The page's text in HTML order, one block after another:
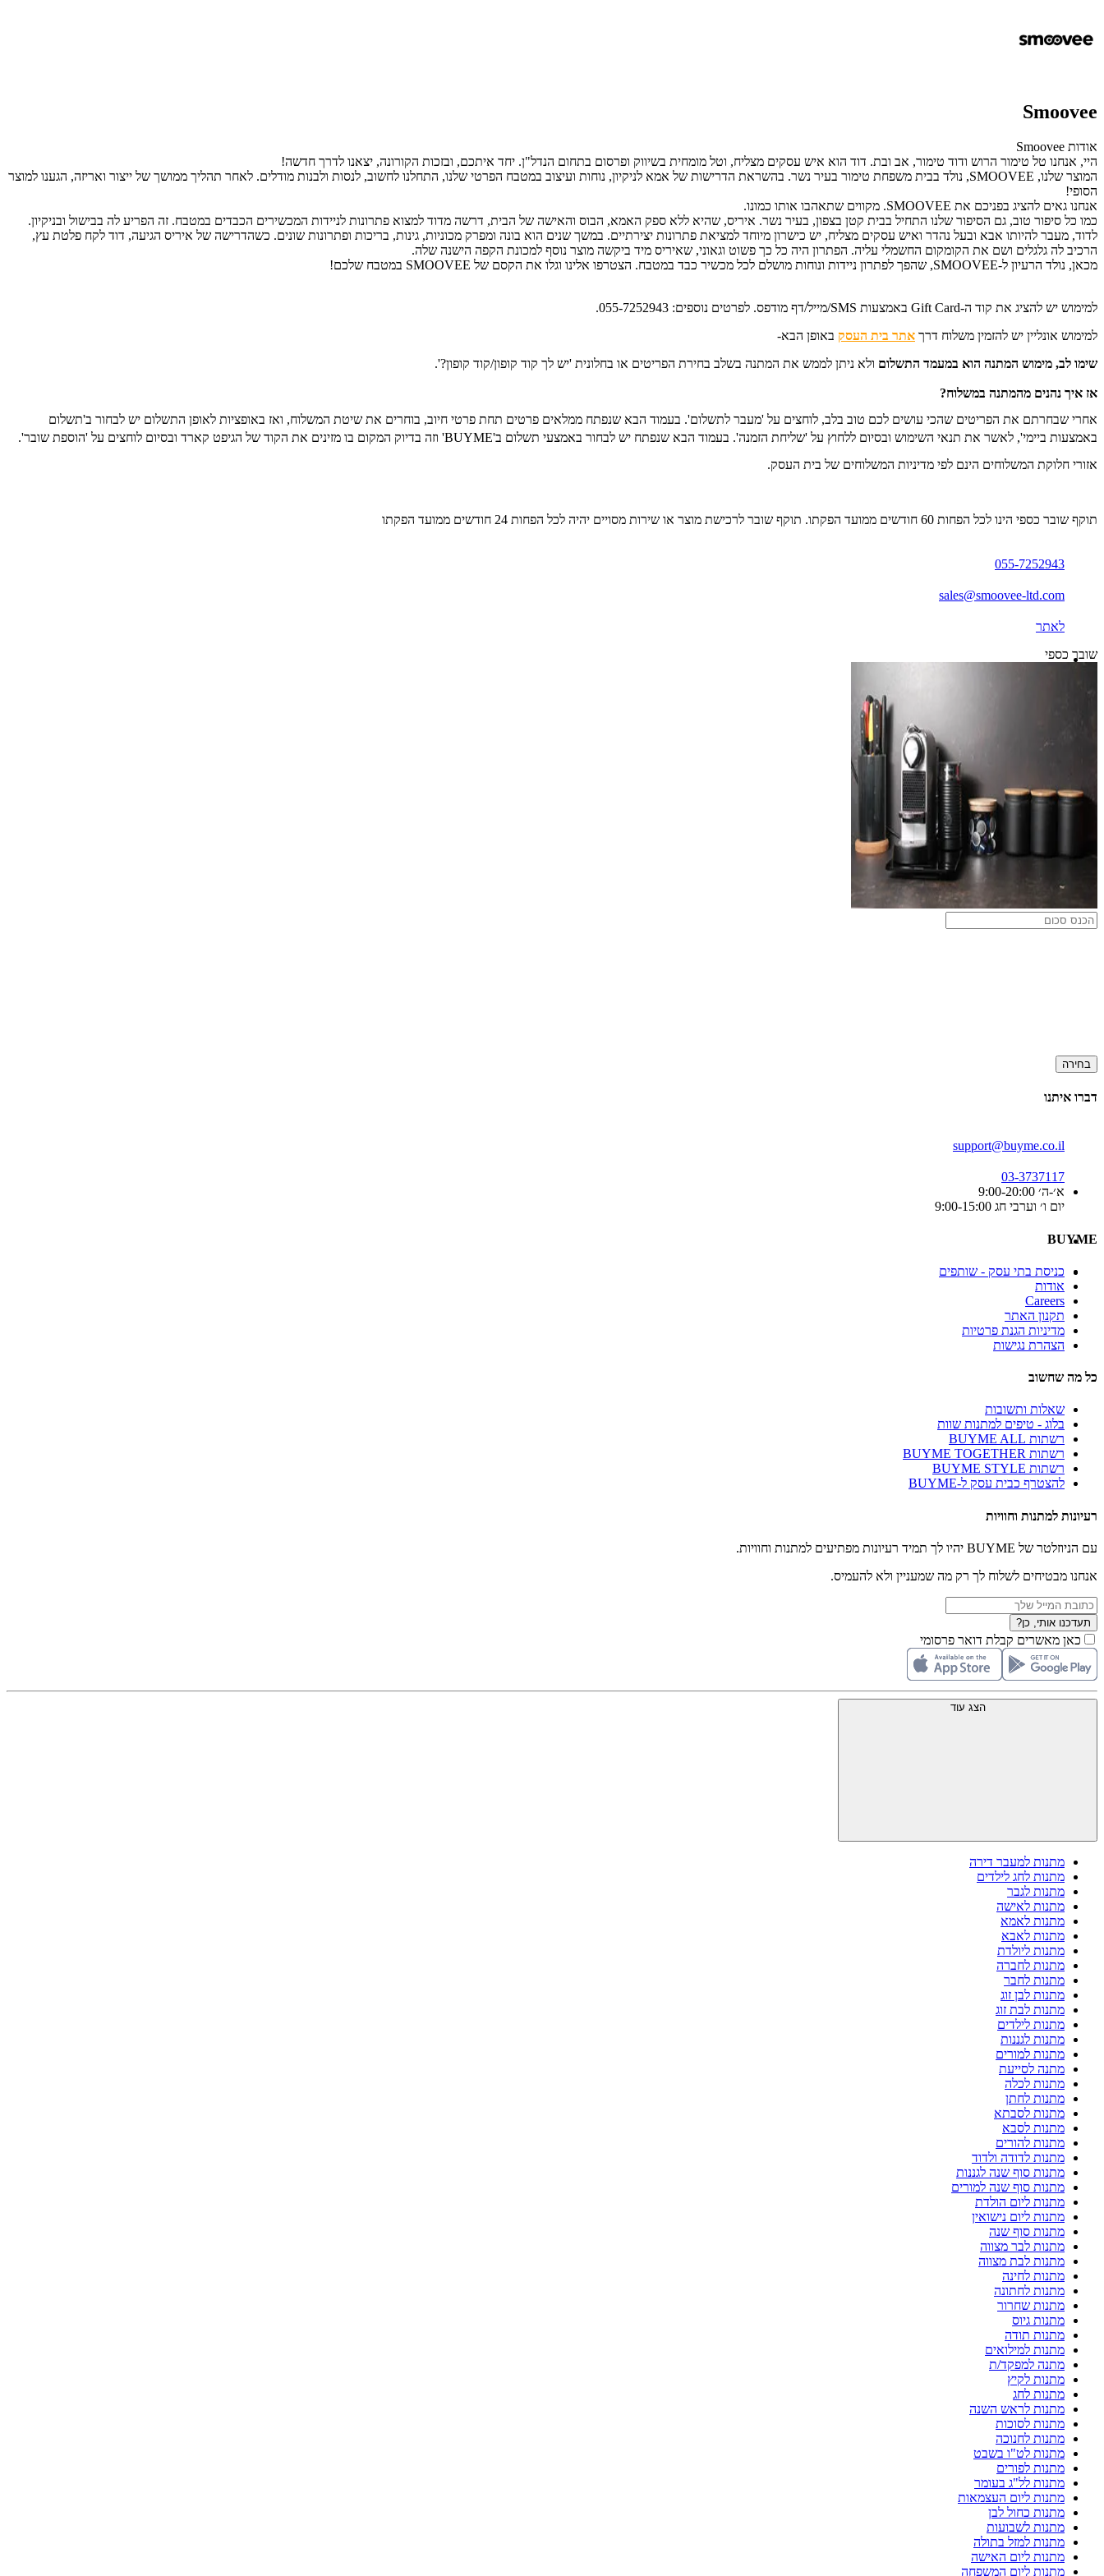
Smoovee
אודות Smoovee
היי, אנחנו טל טימור הרוש ודוד טימור, אב ובת. דוד הוא איש עסקים מצליח, וטל מומחית בשיווק ופרסום בתחום הנדל"ן. יחד איתכם, ובזכות הקורונה, יצאנו לדרך חדשה!
המוצר שלנו, SMOOVEE, נולד בבית משפחת טימור בעיר נשר. בהשראת הדרישות של אמא לניקיון, נוחות ועיצוב במטבח הפרטי שלנו, התחלנו לחשוב, לנסות ולבנות מודלים. לאחר תהליך ממושך של ייצור ואריזה, הגענו למוצר
הסופי!
אנחנו גאים להציג בפניכם את SMOOVEE. מקווים שתאהבו אותו כמונו.
כמו כל סיפור טוב, גם הסיפור שלנו התחיל בבית קטן בצפון, בעיר נשר. איריס, שהיא ללא ספק האמא, הבוס והאישה של הבית, דרשה מדוד למצוא פתרונות לניידות המכשירים הכבדים במטבח. זה הפריע לה בבישול ובניקיון.
לדוד, מעבר להיותו אבא ובעל נהדר ואיש עסקים מצליח, יש כישרון מיוחד למציאת פתרונות יצירתיים. במשך שנים הוא בונה ומפרק מכוניות, גינות, בריכות ופתרונות שונים. כשהדרישה של איריס הגיעה, דוד לקח פלטת עץ,
הרכיב לה גלגלים ושם את הקומקום החשמלי עליה. הפתרון היה כל כך פשוט וגאוני, שאיריס מיד ביקשה מוצר נוסף למכונת הקפה הישנה שלה.
מכאן, נולד הרעיון ל-SMOOVEE, שהפך לפתרון ניידות ונוחות מושלם לכל מכשיר כבד במטבח. הצטרפו אלינו וגלו את הקסם של SMOOVEE במטבח שלכם!
למימוש יש להציג את קוד ה-Gift Card באמצעות SMS/מייל/דף מודפס. לפרטים נוספים: 055-7252943.
למימוש אונליין יש להזמין משלוח דרך אתר בית העסק באופן הבא-
שימו לב, מימוש המתנה הוא במעמד התשלום ולא ניתן לממש את המתנה בשלב בחירת הפריטים או בחלונית 'יש לך קוד קופון/קוד קופון?'.
אז איך נהנים מהמתנה במשלוח?
אחרי שבחרתם את הפריטים שהכי עושים לכם טוב בלב, לוחצים על 'מעבר לתשלום'. בעמוד הבא שנפתח ממלאים פרטים תחת פרטי חיוב, בוחרים את שיטת המשלוח, ואז באופציות לאופן התשלום יש לבחור ב'תשלום
באמצעות ביימי', לאשר את תנאי השימוש ובסיום ללחוץ על 'שליחת הזמנה'. בעמוד הבא שנפתח יש לבחור באמצעי תשלום ב'BUYME' וזה בדיוק המקום בו מזינים את הקוד של הגיפט קארד ובסיום לוחצים על 'הוספת שובר'.
אזורי חלוקת המשלוחים הינם לפי מדיניות המשלוחים של בית העסק.
תוקף שובר כספי הינו לכל הפחות 60 חודשים ממועד הפקתו. תוקף שובר לרכישת מוצר או שירות מסויים יהיה לכל הפחות 24 חודשים ממועד הפקתו
055-7252943
sales@smoovee-ltd.com
לאתר
שובר כספי
בחירה
דברו איתנו
support@buyme.co.il
03-3737117
א׳-ה׳ 9:00-20:00
יום ו׳ וערבי חג 9:00-15:00
BUYME
כניסת בתי עסק - שותפים
אודות
Careers
תקנון האתר
מדיניות הגנת פרטיות
הצהרת נגישות
כל מה שחשוב
שאלות ותשובות
בלוג - טיפים למתנות שוות
רשתות BUYME ALL
רשתות BUYME TOGETHER
רשתות BUYME STYLE
להצטרף כבית עסק ל-BUYME
רעיונות למתנות וחוויות
עם הניוזלטר של BUYME יהיו לך תמיד רעיונות מפתיעים למתנות וחוויות.
אנחנו מבטיחים לשלוח לך רק מה שמעניין ולא להעמיס.
תעדכנו אותי, כן?
כאן מאשרים קבלת דואר פרסומי
הצג עוד
מתנות למעבר דירה
מתנות לחג לילדים
מתנות לגבר
מתנות לאישה
מתנות לאמא
מתנות לאבא
מתנות ליולדת
מתנות לחברה
מתנות לחבר
מתנות לבן זוג
מתנות לבת זוג
מתנות לילדים
מתנות לגננות
מתנות למורים
מתנה לסייעת
מתנות לכלה
מתנות לחתן
מתנות לסבתא
מתנות לסבא
מתנות להורים
מתנות לדודה ולדוד
מתנות סוף שנה לגננות
מתנות סוף שנה למורים
מתנות ליום הולדת
מתנות ליום נישואין
מתנות סוף שנה
מתנות לבר מצווה
מתנות לבת מצווה
מתנות לחינה
מתנות לחתונה
מתנות שחרור
מתנות גיוס
מתנות תודה
מתנות למילואים
מתנה למפקד/ת
מתנות לקיץ
מתנות לחג
מתנות לראש השנה
מתנות לסוכות
מתנות לחנוכה
מתנות לט"ו בשבט
מתנות לפורים
מתנות לל"ג בעומר
מתנות ליום העצמאות
מתנות כחול לבן
מתנות לשבועות
מתנות למזל בתולה
מתנות ליום האישה
מתנות ליום המשפחה